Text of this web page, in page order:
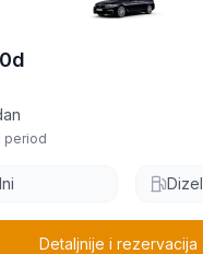
period
Dizel
Detaljnije i rezervacija